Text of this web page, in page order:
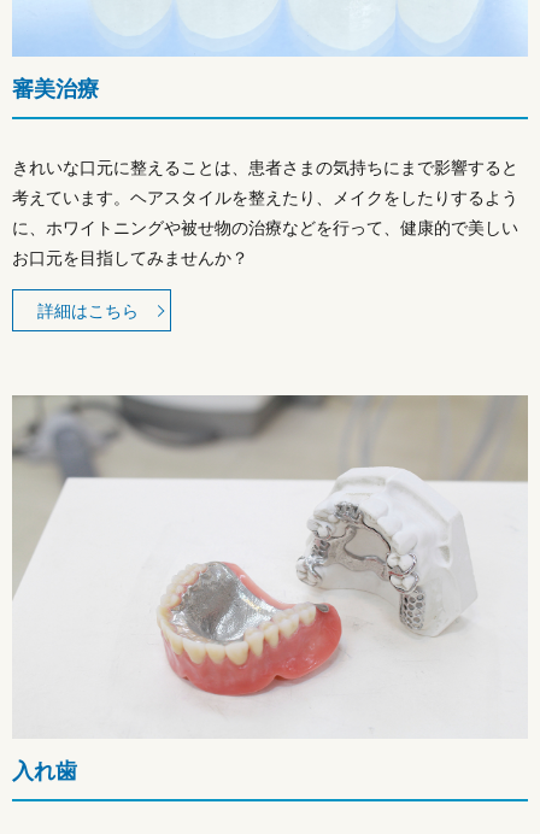
審美治療
きれいな口元に整えることは、患者さまの気持ちにまで影響すると
考えています。ヘアスタイルを整えたり、メイクをしたりするよう
に、ホワイトニングや被せ物の治療などを行って、健康的で美しい
お口元を目指してみませんか？
詳細はこちら
入れ歯